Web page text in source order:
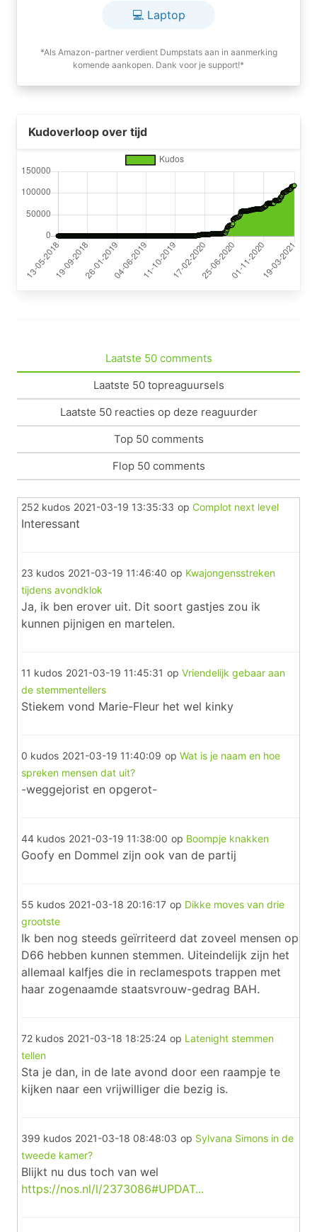
💻 Laptop
*Als Amazon-partner verdient Dumpstats aan in aanmerking
komende aankopen. Dank voor je support!*
Kudoverloop over tijd
Laatste 50 comments
Laatste 50 topreaguursels
Laatste 50 reacties op deze reaguurder
Top 50 comments
Flop 50 comments
252 kudos 2021-03-19 13:35:33 op Complot next level
Interessant
23 kudos 2021-03-19 11:46:40 op Kwajongensstreken
tijdens avondklok
Ja, ik ben erover uit. Dit soort gastjes zou ik
kunnen pijnigen en martelen.
11 kudos 2021-03-19 11:45:31 op Vriendelijk gebaar aan
de stemmentellers
Stiekem vond Marie-Fleur het wel kinky
0 kudos 2021-03-19 11:40:09 op Wat is je naam en hoe
spreken mensen dat uit?
-weggejorist en opgerot-
44 kudos 2021-03-19 11:38:00 op Boompje knakken
Goofy en Dommel zijn ook van de partij
55 kudos 2021-03-18 20:16:17 op Dikke moves van drie
grootste
Ik ben nog steeds geïrriteerd dat zoveel mensen op
D66 hebben kunnen stemmen. Uiteindelijk zijn het
allemaal kalfjes die in reclamespots trappen met
haar zogenaamde staatsvrouw-gedrag BAH.
72 kudos 2021-03-18 18:25:24 op Latenight stemmen
tellen
Sta je dan, in de late avond door een raampje te
kijken naar een vrijwilliger die bezig is.
399 kudos 2021-03-18 08:48:03 op Sylvana Simons in de
tweede kamer?
Blijkt nu dus toch van wel
https://nos.nl/l/2373086#UPDAT...